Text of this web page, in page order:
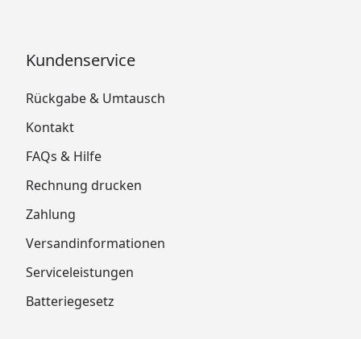
Kundenservice
Rückgabe & Umtausch
Kontakt
FAQs & Hilfe
Rechnung drucken
Zahlung
Versandinformationen
Serviceleistungen
Batteriegesetz